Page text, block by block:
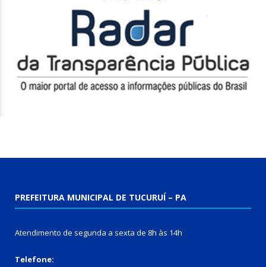
PREFEITURA MUNICIPAL DE TUCURUÍ – PA
Atendimento de segunda a sexta de 8h às 14h
Telefone: